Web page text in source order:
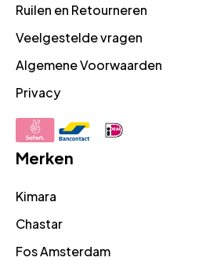
Ruilen en Retourneren
Veelgestelde vragen
Algemene Voorwaarden
Privacy
Merken
Kimara
Chastar
Fos Amsterdam